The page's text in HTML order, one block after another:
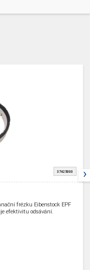
37425000
frézku Eibenstock EPF
efektivitu odsávání.
›